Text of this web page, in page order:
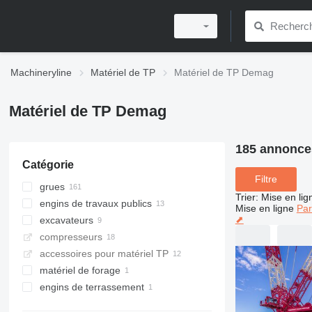
Machineryline Matériel de TP Matériel de TP Demag
Matériel de TP Demag
Catégorie
grues
grues tout-terrain
grues mobiles
ponts roulants
grues sur chenilles
grues à portique
palans électriques
engins de travaux publics
finisseurs
finisseurs sur chenilles
finisseurs sur pneus
alimentateurs
excavateurs
pelles sur chenilles
pelles-buttes
draglines
compresseurs
accessoires pour matériel TP
matériel de forage
machines de forage
engins de terrassement
185
Filtre
Trier: Mise en
Mise en ligne
⬈